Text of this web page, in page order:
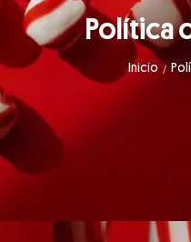
Política
Inicio /